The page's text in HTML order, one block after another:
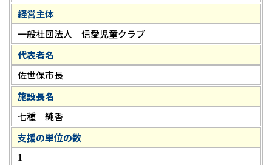
経営主体
一般社団法人 信愛児童クラブ
代表者名
佐世保市長
施設長名
七種 純香
支援の単位の数
1